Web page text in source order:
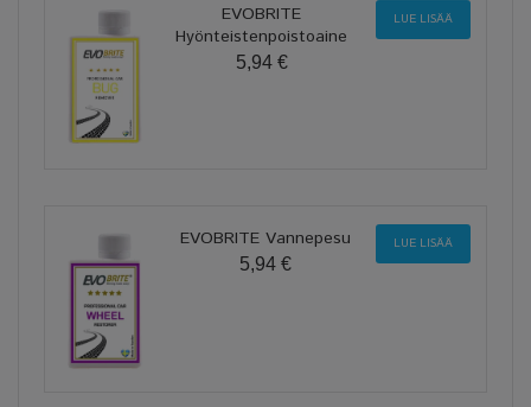
EVOBRITE
Hyönteistenpoistoaine
5,94 €
LUE LISÄÄ
EVOBRITE Vannepesu
5,94 €
LUE LISÄÄ